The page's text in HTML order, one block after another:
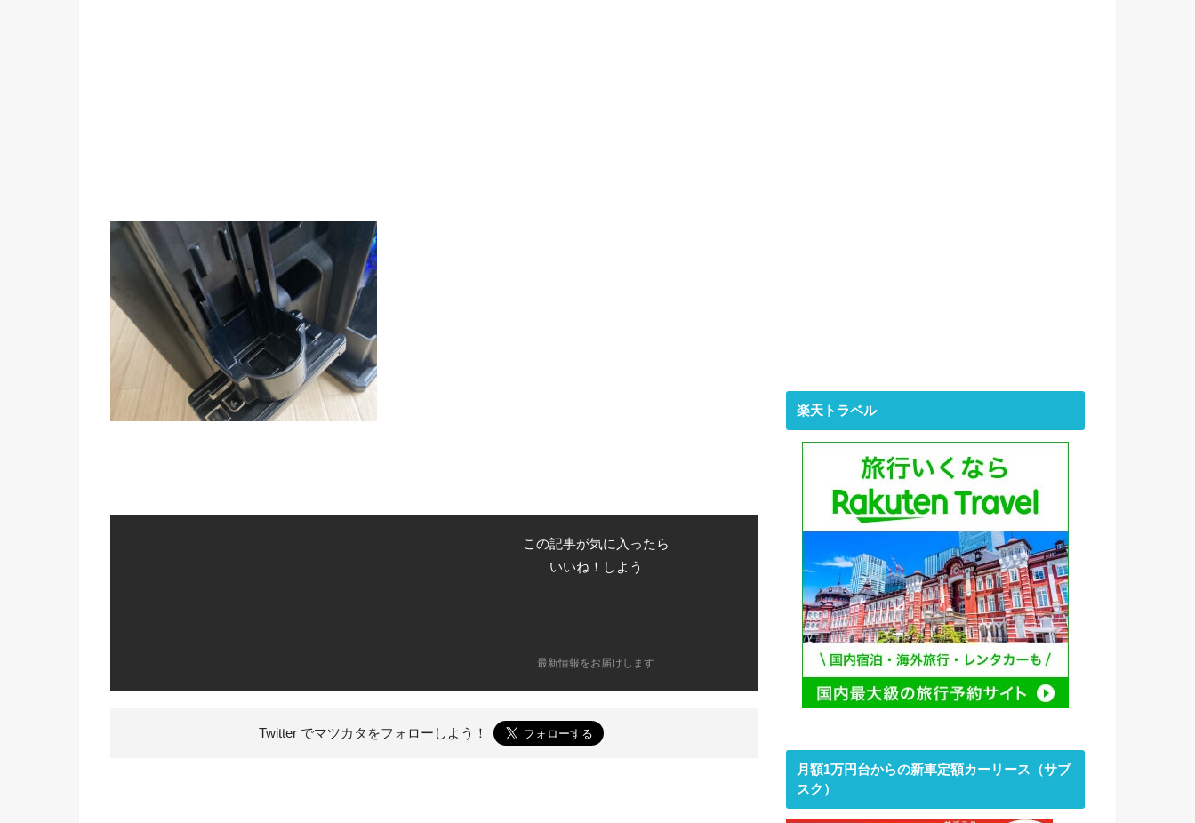
この記事が気に入ったら
いいね！しよう
最新情報をお届けします
Twitter でマツカタをフォローしよう！
楽天トラベル
月額1万円台からの新車定額カーリース（サブ
スク）